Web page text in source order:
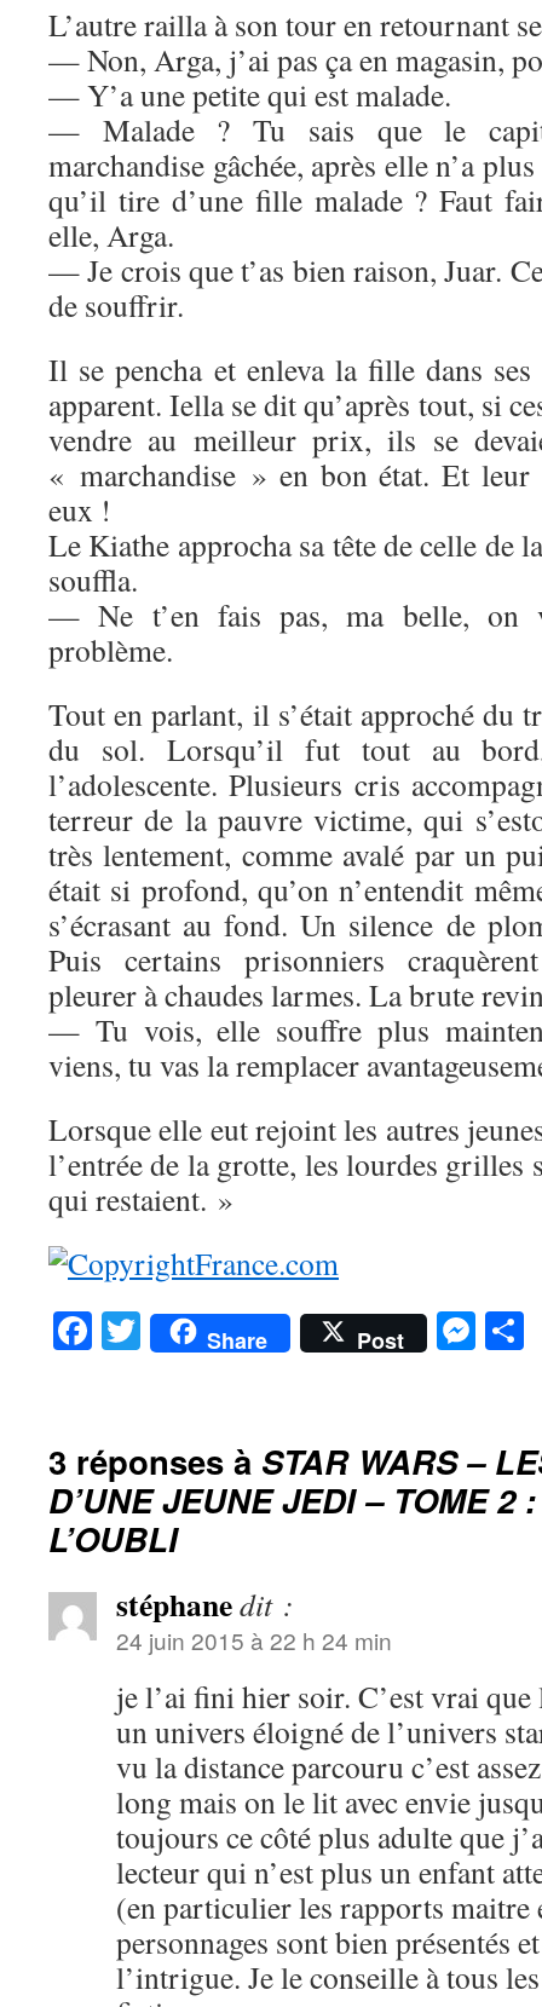
L’autre railla à son tour en retournant
— Non, Arga, j’ai pas ça en magasin,
— Y’a une petite qui est malade.
— Malade ? Tu sais que le
marchandise gâchée, après elle n’a
qu’il tire d’une fille malade ? Faut
elle, Arga.
— Je crois que t’as bien raison, Juar.
de souffrir.
Il se pencha et enleva la fille dans
apparent. Iella se dit qu’après tout, si
vendre au meilleur prix, ils se
« marchandise » en bon état. Et leur
eux !
Le Kiathe approcha sa tête de celle de
souffla.
— Ne t’en fais pas, ma belle, on
problème.
Tout en parlant, il s’était approché du
du sol. Lorsqu’il fut tout au
l’adolescente. Plusieurs cris
terreur de la pauvre victime, qui
très lentement, comme avalé par un
était si profond, qu’on n’entendit
s’écrasant au fond. Un silence de
Puis certains prisonniers
pleurer à chaudes larmes. La brute
— Tu vois, elle souffre plus
viens, tu vas la remplacer
Lorsque elle eut rejoint les autres
l’entrée de la grotte, les lourdes grilles
qui restaient. »
Facebook
Twitter
Share Post
3 réponses à STAR WARS –
D’UNE JEUNE JEDI – TOME 2 :
L’OUBLI
stéphanedit :
24 juin 2015 à 22 h 24 min
je l’ai fini hier soir. C’est vrai que
un univers éloigné de l’univers
vu la distance parcouru c’est
long mais on le lit avec envie
toujours ce côté plus adulte que
lecteur qui n’est plus un enfant
(en particulier les rapports maitre
personnages sont bien présentés
l’intrigue. Je le conseille à tous